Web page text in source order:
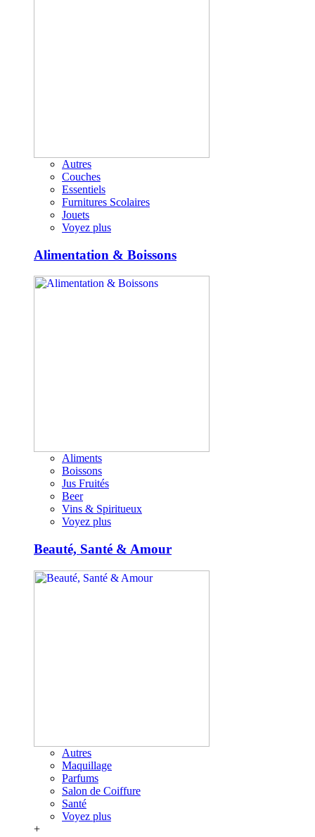
Autres
Couches
Essentiels
Furnitures Scolaires
Jouets
Voyez plus
Alimentation & Boissons
Aliments
Boissons
Jus Fruités
Beer
Vins & Spiritueux
Voyez plus
Beauté, Santé & Amour
Autres
Maquillage
Parfums
Salon de Coiffure
Santé
Voyez plus
+